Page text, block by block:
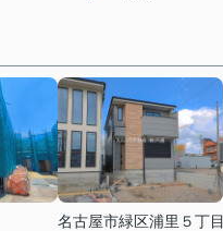
名古屋市緑区浦里５丁目